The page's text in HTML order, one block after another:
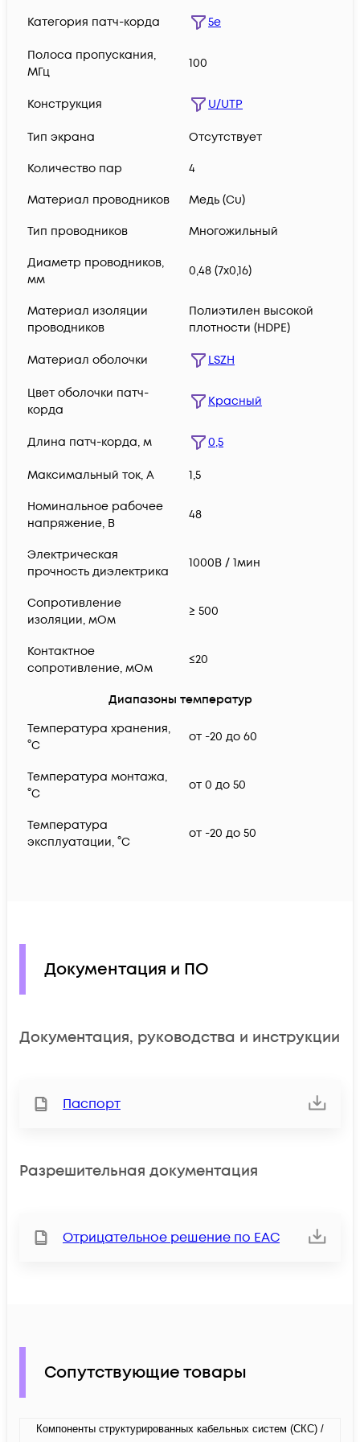
Категория патч-корда 5e
Полоса пропускания,
МГц
100
Конструкция U/UTP
Тип экрана Отсутствует
Количество пар 4
Материал проводников Медь (Сu)
Тип проводников Многожильный
Диаметр проводников,
мм
0,48 (7х0,16)
Материал изоляции
проводников
Полиэтилен высокой
плотности (HDPE)
Материал оболочки LSZH
Цвет оболочки патч-
корда
Красный
Длина патч-корда, м 0,5
Максимальный ток, А 1,5
Номинальное рабочее
напряжение, В
48
Электрическая
прочность диэлектрика
1000В / 1мин
Сопротивление
изоляции, мОм
≥ 500
Контактное
сопротивление, мОм
≤20
Диапазоны температур
Температура хранения,
°C
от -20 до 60
Температура монтажа,
°C
от 0 до 50
Температура
эксплуатации, °C
от -20 до 50
Документация и ПО
Документация, руководства и инструкции
Паспорт
Разрешительная документация
Отрицательное решение по ЕАС
Сопутствующие товары
Компоненты структурированных кабельных систем (СКС) /